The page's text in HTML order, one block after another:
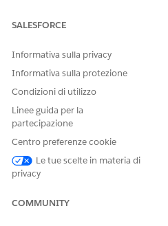
SALESFORCE
Informativa sulla privacy
Informativa sulla protezione
Condizioni di utilizzo
Linee guida per la
partecipazione
Centro preferenze cookie
Le tue scelte in materia di
privacy
COMMUNITY